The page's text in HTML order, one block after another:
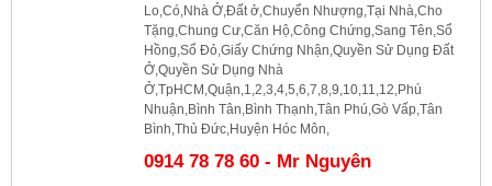
Lo,Có,Nhà Ở,Đất ở,Chuyển Nhượng,Tại Nhà,Cho
Tặng,Chung Cư,Căn Hộ,Công Chứng,Sang Tên,Sổ
Hồng,Sổ Đỏ,Giấy Chứng Nhận,Quyền Sử Dụng Đất
Ở,Quyền Sử Dụng Nhà
Ở,TpHCM,Quận,1,2,3,4,5,6,7,8,9,10,11,12,Phú
Nhuận,Bình Tân,Bình Thạnh,Tân Phú,Gò Vấp,Tân
Bình,Thủ Đức,Huyện Hóc Môn,
0914 78 78 60 - Mr Nguyên